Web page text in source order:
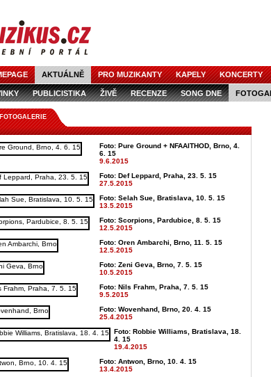
AKTUÁLNĚ PRO MUZIKANTY KAPELY KONCERTY
PUBLICISTIKA ŽIVĚ RECENZE SONG DNE
FOTOGALERIE
Foto: Pure Ground + NFAAITHOD, Brno, 4.
6. 15
9.6.2015
Foto: Def Leppard, Praha, 23. 5. 15
27.5.2015
Foto: Selah Sue, Bratislava, 10. 5. 15
13.5.2015
Foto: Scorpions, Pardubice, 8. 5. 15
12.5.2015
Foto: Oren Ambarchi, Brno, 11. 5. 15
12.5.2015
Foto: Zeni Geva, Brno, 7. 5. 15
10.5.2015
Foto: Nils Frahm, Praha, 7. 5. 15
9.5.2015
Foto: Wovenhand, Brno, 20. 4. 15
25.4.2015
Foto: Robbie Williams, Bratislava, 18.
4. 15
19.4.2015
Foto: Antwon, Brno, 10. 4. 15
13.4.2015